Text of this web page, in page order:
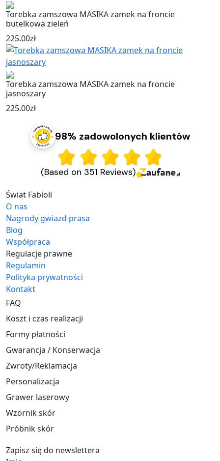
Torebka zamszowa MASIKA zamek na froncie
butelkowa zieleń
225.00zł
Torebka zamszowa MASIKA zamek na froncie
jasnoszary
225.00zł
98% zadowolonych klientów
(Based on 351 Reviews)
Świat Fabioli
O nas
Nagrody gwiazd prasa
Blog
Współpraca
Regulacje prawne
Regulamin
Polityka prywatności
Kontakt
FAQ
Koszt i czas realizacji
Formy płatności
Gwarancja / Konserwacja
Zwroty/Reklamacja
Personalizacja
Grawer laserowy
Wzornik skór
Próbnik skór
Zapisz się do newslettera